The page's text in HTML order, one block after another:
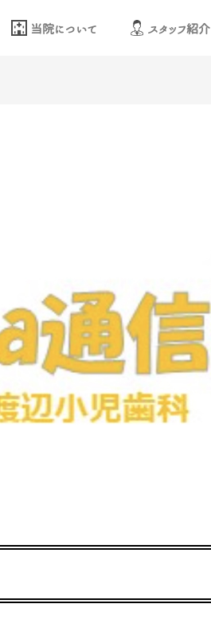
当院について スタッフ紹介